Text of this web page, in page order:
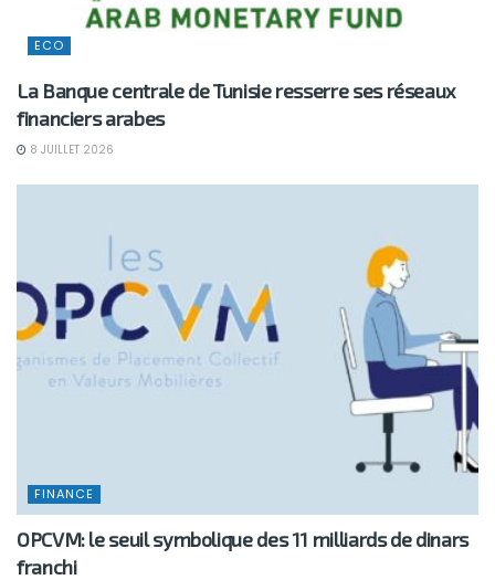
ECO
La Banque centrale de Tunisie resserre ses réseaux
financiers arabes
8 JUILLET 2026
FINANCE
OPCVM: le seuil symbolique des 11 milliards de dinars
franchi